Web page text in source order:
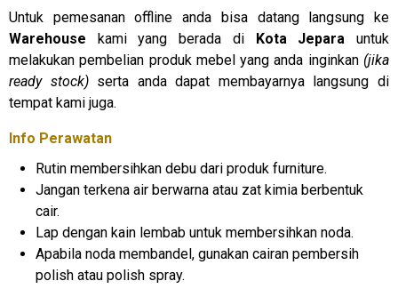
Untuk pemesanan offline anda bisa datang langsung ke
Warehouse kami yang berada di Kota Jepara untuk
melakukan pembelian produk mebel yang anda inginkan (jika
ready stock)serta anda dapat membayarnya langsung di
tempat kami juga.
Info Perawatan
Rutin membersihkan debu dari produk furniture.
Jangan terkena air berwarna atau zat kimia berbentuk
cair.
Lap dengan kain lembab untuk membersihkan noda.
Apabila noda membandel, gunakan cairan pembersih
polish atau polish spray.